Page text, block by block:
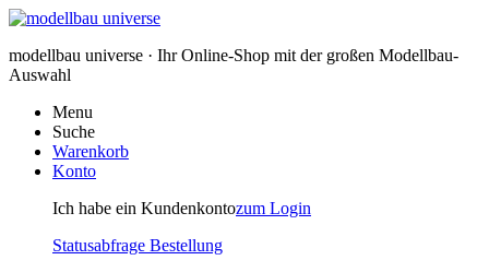
modellbau universe · Ihr Online-Shop mit der großen Modellbau-
Auswahl
Menu
Suche
Warenkorb
Konto
Ich habe ein Kundenkontozum Login
Statusabfrage Bestellung